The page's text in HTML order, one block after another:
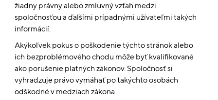
žiadny právny alebo zmluvný vzťah medzi
spoločnosťou a ďalšími prípadnými užívateľmi takých
informácií.
Akýkoľvek pokus o poškodenie týchto stránok alebo
ich bezproblémového chodu môže byť kvalifikované
ako porušenie platných zákonov. Spoločnosť si
vyhradzuje právo vymáhať po takýchto osobách
odškodné v medziach zákona.